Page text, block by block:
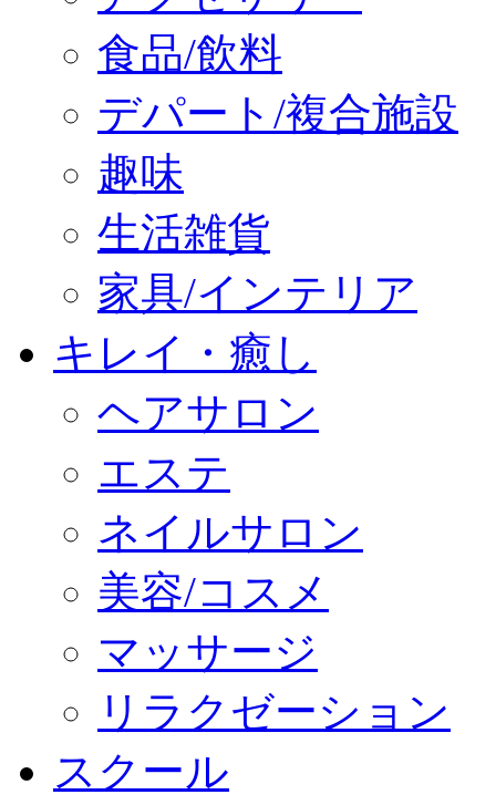
食品/飲料
デパート/複合施設
趣味
生活雑貨
家具/インテリア
キレイ・癒し
ヘアサロン
エステ
ネイルサロン
美容/コスメ
マッサージ
リラクゼーション
スクール